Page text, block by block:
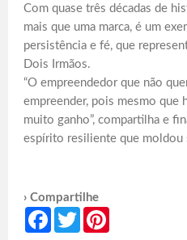
Com quase três décadas de
mais que uma marca, é um
persistência e fé, que
Dois Irmãos.
“O empreendedor que não
empreender, pois mesmo que
muito ganho”, compartilha e
espírito resiliente que moldou
› Compartilhe
Facebook
Twitter